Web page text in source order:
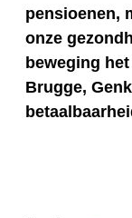
pensioenen,
onze
beweging
Brugge,